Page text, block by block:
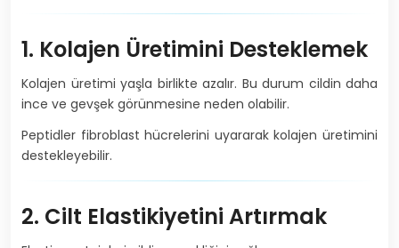
1. Kolajen Üretimini Desteklemek
Kolajen üretimi yaşla birlikte azalır. Bu durum cildin daha
ince ve gevşek görünmesine neden olabilir.
Peptidler fibroblast hücrelerini uyararak kolajen üretimini
destekleyebilir.
2. Cilt Elastikiyetini Artırmak